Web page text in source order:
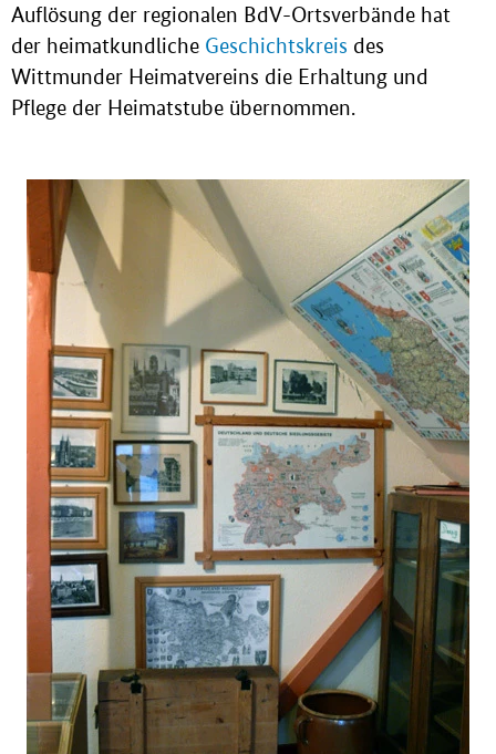
Auflösung der regionalen BdV-Ortsverbände hat
der heimatkundliche Geschichtskreis des
Wittmunder Heimatvereins die Erhaltung und
Pflege der Heimatstube übernommen.